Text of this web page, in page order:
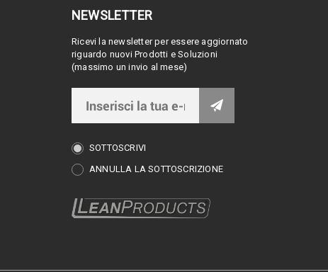
NEWSLETTER
Ricevi la newsletter per essere aggiornato
riguardo nuovi Prodotti e Soluzioni
(massimo un invio al mese)
SOTTOSCRIVI
ANNULLA LA SOTTOSCRIZIONE